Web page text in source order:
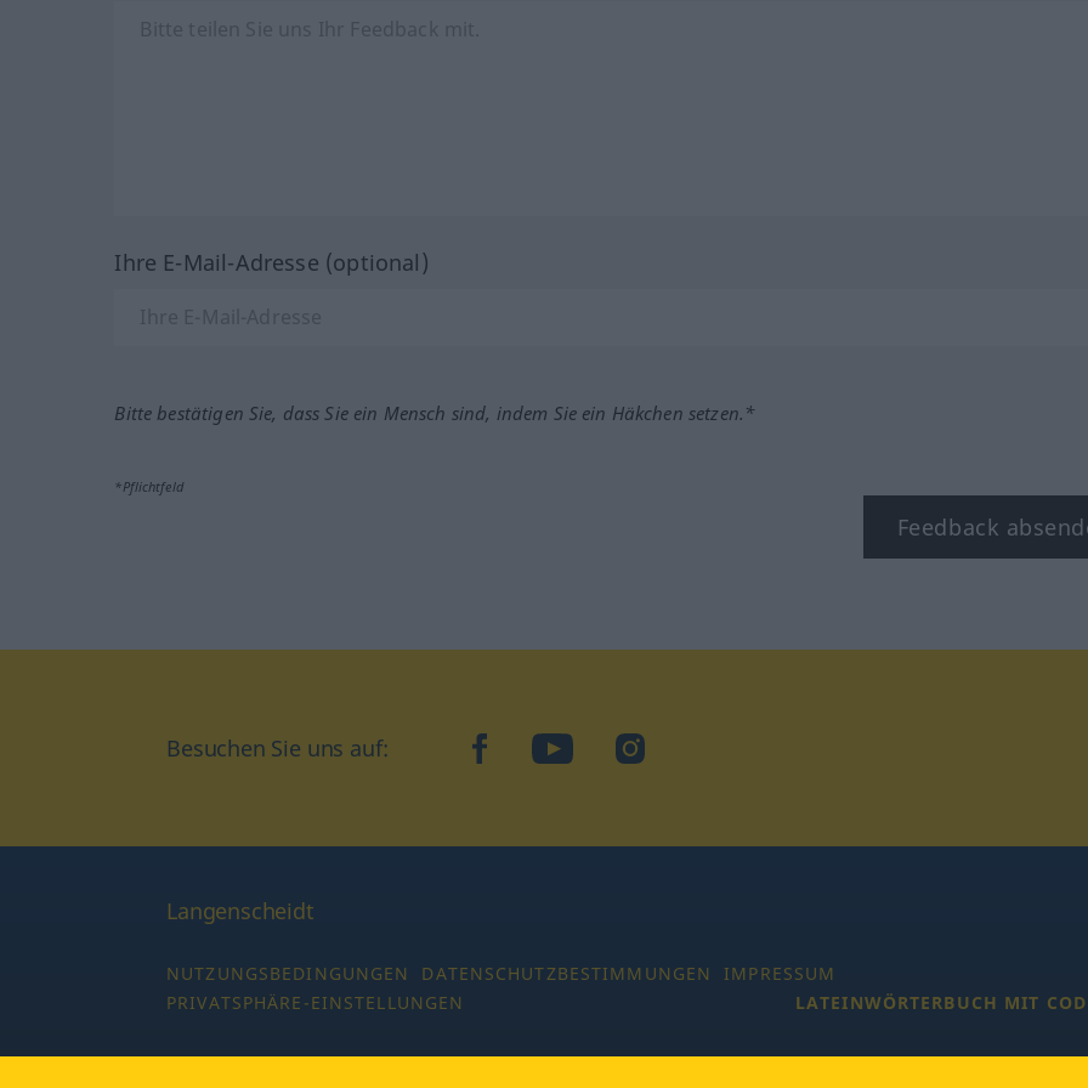
Ihre E-Mail-Adresse (optional)
Bitte bestätigen Sie, dass Sie ein Mensch sind, indem Sie ein Häkchen setzen.*
*Pflichtfeld
Feedback
Besuchen Sie uns auf: facebookYouTubeInstagram
Langenscheidt
NUTZUNGSBEDINGUNGEN DATENSCHUTZBESTIMMUNGEN
IMPRESSUM
PRIVATSPHÄRE-EINSTELLUNGEN
LATEINWÖRTERBUCH MIT